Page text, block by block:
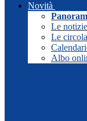
Novità
Le notizie
Le
Albo